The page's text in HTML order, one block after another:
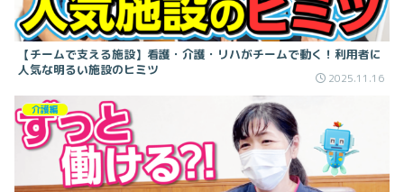
【チームで支える施設】看護・介護・リハがチームで動く！利用者に
人気な明るい施設のヒミツ
2025.11.16
介護編